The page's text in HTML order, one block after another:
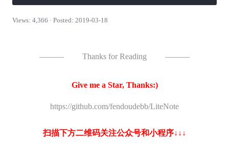
Views: 4,366 · Posted: 2019-03-18
——— Thanks for Reading ———
Give me a Star, Thanks:)
https://github.com/fendoudebb/LiteNote
扫描下方二维码关注公众号和小程序↓↓↓